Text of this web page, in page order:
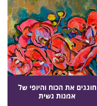
חוגגים את הכוח והיופי של
אמנות נשית